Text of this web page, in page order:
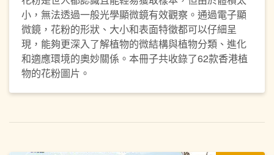
小，無法透過一般光學顯微鏡有效觀察。通過電子顯
微鏡，花粉的形狀、大小和表面特徵都可以仔細呈
現，能夠更深入了解植物的微結構與植物分類、進化
和適應環境的奧妙關係。本冊子共收錄了62款香港植
物的花粉圖片。